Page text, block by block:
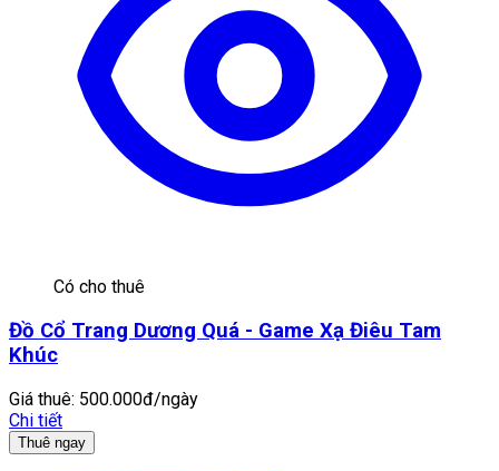
Có cho thuê
Đồ Cổ Trang Dương Quá - Game Xạ Điêu Tam
Khúc
Giá thuê: 500.000đ/ngày
Chi tiết
Thuê ngay